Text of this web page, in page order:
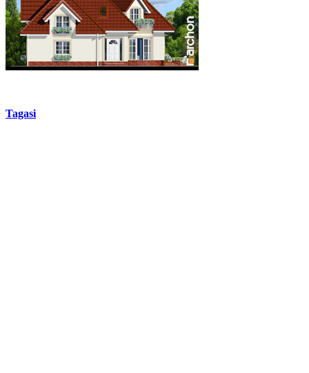
Tagasi